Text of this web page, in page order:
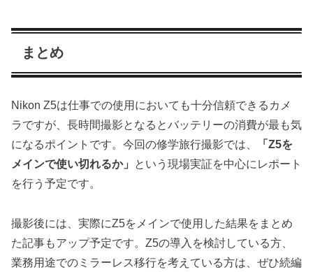
まとめ
Nikon Z5は仕事での使用においても十分信頼できるカメ
ラですが、長時間撮影となるとバッテリーの消費が最も気
になるポイントです。今回の修学旅行撮影では、
「Z5を
メインで使い切れるか」
という現場実証を中心にレポート
を行う予定です。
撮影後には、実際にZ5をメインで使用した結果をまとめ
た記事もアップ予定です。Z5の導入を検討している方、
業務用途でのミラーレス移行を考えている方は、ぜひ続編